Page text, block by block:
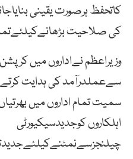
کاتحفظ ہرصورت یقینی
کی صلاحیت
وزیراعظم نےاداروں میں
سےعملدرآمد کی ہدایت
سمیت تمام اداروں میں
اہلکاروں کوجدیدسیکیورٹی